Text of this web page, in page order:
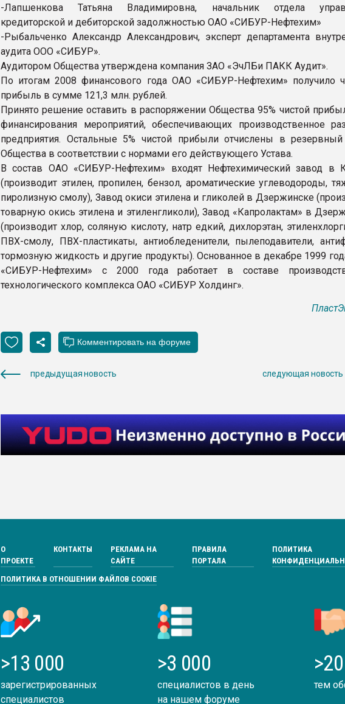
-Лапшенкова Татьяна Владимировна, начальник отдела
кредиторской и дебиторской задолжностью ОАО «СИБУР-Нефтехим»
-Рыбальченко Александр Александрович, эксперт департамента
аудита ООО «СИБУР».
Аудитором Общества утверждена компания ЗАО «ЭчЛБи ПАКК Аудит».
По итогам 2008 финансового года ОАО «СИБУР-Нефтехим» получило
прибыль в сумме 121,3 млн. рублей.
Принято решение оставить в распоряжении Общества 95% чистой
финансирования мероприятий, обеспечивающих производственное
предприятия. Остальные 5% чистой прибыли отчислены в
Общества в соответствии с нормами его действующего Устава.
В состав ОАО «СИБУР-Нефтехим» входят Нефтехимический завод в
(производит этилен, пропилен, бензол, ароматические углеводороды,
пиролизную смолу), Завод окиси этилена и гликолей в Дзержинске
товарную окись этилена и этиленгликоли), Завод «Капролактам» в
(производит хлор, соляную кислоту, натр едкий, дихлорэтан,
ПВХ-смолу, ПВХ-пластикаты, антиобледенители, пылеподавители,
тормозную жидкость и другие продукты). Основанное в декабре 1999
«СИБУР-Нефтехим» с 2000 года работает в составе
технологического комплекса ОАО «СИБУР Холдинг».
предыдущая новость следующая новость
О
ПРОЕКТЕ
КОНТАКТЫ
РЕКЛАМА НА
САЙТЕ
ПРАВИЛА
ПОРТАЛА
ПОЛИТИКА
ПОЛИТИКА В ОТНОШЕНИИ ФАЙЛОВ COOKIE
>13 000
зарегистрированных
специалистов
>3 000
специалистов в день
на нашем форуме
тем